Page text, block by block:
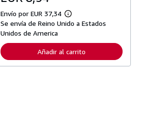
Envío por EUR 37,34
M
á
f
o
r
Se envía de Reino Unido a Estados
Unidos de America
Añadir al carrito